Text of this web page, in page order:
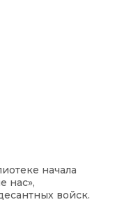
начала
нас»,
войск.